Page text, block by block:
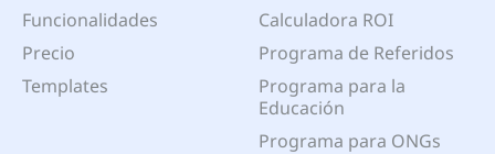
Funcionalidades
Precio
Templates
Calculadora ROI
Programa de Referidos
Programa para la
Educación
Programa para ONGs